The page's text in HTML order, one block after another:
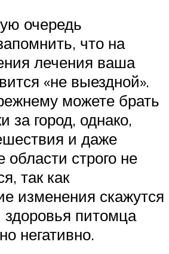
очередь
что на
лечения ваша
«не выездной».
можете брать
за город, однако,
и даже
строго не
так как
изменения скажутся
здоровья питомца
негативно.